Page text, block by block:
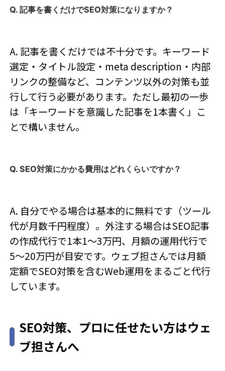
Q. 記事を書くだけでSEO対策になりますか？
A. 記事を書くだけでは不十分です。キーワード
選定・タイトル設定・meta description・内部
リンクの整備など、コンテンツ以外の対策も並
行して行う必要があります。ただし最初の一歩
は「キーワードを意識した記事を1本書く」こ
とで構いません。
Q. SEO対策にかかる費用はどれくらいですか？
A. 自分でやる場合は基本的に無料です（ツール
代が月数千円程度）。外注する場合はSEO記事
の作成代行で1本1〜3万円、月額の運用代行で
5〜20万円が目安です。ウェブ担さんでは月額
定額でSEO対策を含むWeb運用をまるごと代行
しています。
SEO対策、プロに任せたい方はウェ
ブ担さんへ